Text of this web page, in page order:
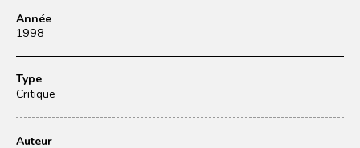
Année
1998
Type
Critique
Auteur